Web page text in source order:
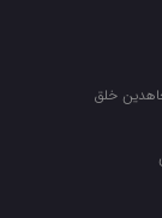
خلق